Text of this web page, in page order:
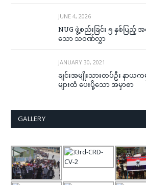
JUNE 4, 2026
NUG ဖွဲ့စည်းခြင်း ၅ နှစ်ပြ
သော သဝဏ်လွှာ
JANUARY 30, 2021
ချင်းအမျိုးသားတပ်ဦး နာယက
များထံ ပေးပို့သော အမှာစာ
GALLERY